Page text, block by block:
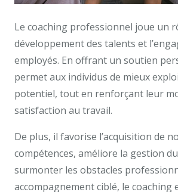
Le coaching professionnel joue un
développement des talents et
employés. En offrant un soutien
permet aux individus de mieux
potentiel, tout en renforçant leur
satisfaction au travail.
De plus, il favorise l’acquisition de
compétences, améliore la gestion
surmonter les obstacles
accompagnement ciblé, le coaching